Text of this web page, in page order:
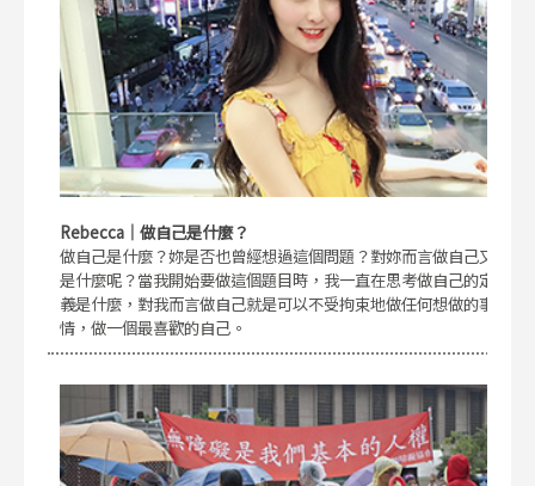
Rebecca｜做自己是什麼？
做自己是什麼？妳是否也曾經想過這個問題？對妳而言做自己又
是什麼呢？當我開始要做這個題目時，我一直在思考做自己的定
義是什麼，對我而言做自己就是可以不受拘束地做任何想做的事
情，做一個最喜歡的自己。